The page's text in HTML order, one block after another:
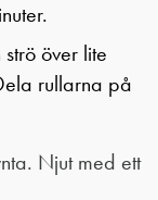
över lite
rullarna på
Njut med ett